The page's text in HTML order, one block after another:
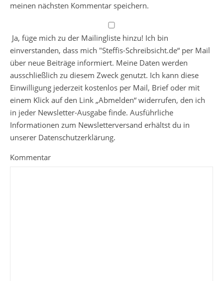
meinen nächsten Kommentar speichern.
Ja, füge mich zu der Mailingliste hinzu! Ich bin
einverstanden, dass mich "Steffis-Schreibsicht.de“ per Mail
über neue Beiträge informiert. Meine Daten werden
ausschließlich zu diesem Zweck genutzt. Ich kann diese
Einwilligung jederzeit kostenlos per Mail, Brief oder mit
einem Klick auf den Link „Abmelden“ widerrufen, den ich
in jeder Newsletter-Ausgabe finde. Ausführliche
Informationen zum Newsletterversand erhältst du in
unserer Datenschutzerklärung.
Kommentar